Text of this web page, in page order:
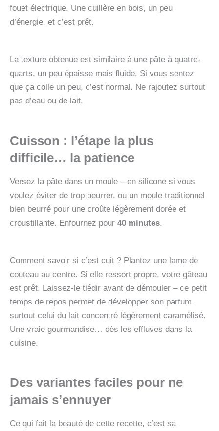
fouet électrique. Une cuillère en bois, un peu
d’énergie, et c’est prêt.
La texture obtenue est similaire à une pâte à quatre-
quarts, un peu épaisse mais fluide. Si vous sentez
que ça colle un peu, c’est normal. Ne rajoutez surtout
pas d’eau ou de lait.
Cuisson : l’étape la plus
difficile… la patience
Versez la pâte dans un moule – en silicone si vous
voulez éviter de trop beurrer, ou un moule traditionnel
bien beurré pour une croûte légèrement dorée et
croustillante. Enfournez pour 40 minutes.
Comment savoir si c’est cuit ? Plantez une lame de
couteau au centre. Si elle ressort propre, votre gâteau
est prêt. Laissez-le tiédir avant de démouler – ce petit
temps de repos permet de développer son parfum,
surtout celui du lait concentré légèrement caramélisé.
Une vraie gourmandise… dès les effluves dans la
cuisine.
Des variantes faciles pour ne
jamais s’ennuyer
Ce qui fait la beauté de cette recette, c’est sa